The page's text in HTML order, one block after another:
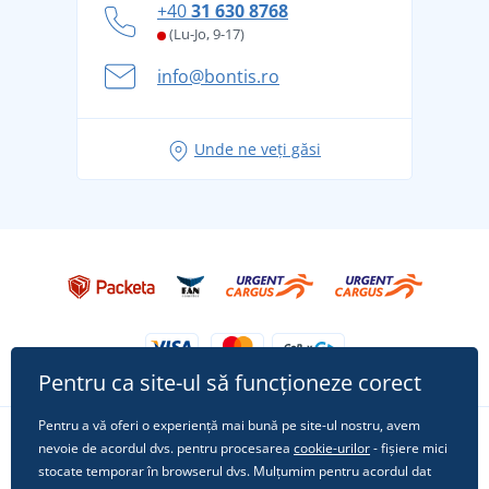
și în siguranță
Aventura de vară începe cu bagajul - pregătiți-vă
pentru vacanță fără griji
Tricoul preferat City în rol principal: ținute pentru
+4031 630 8768
(Lu-Jo, 9-17)
info@bontis.ro
Unde ne veți găsi
Urmărește-ne pe rețelele sociale
Pentru ca site-ul să funcționeze corect
Pentru a vă oferi o experiență mai bună pe site-ul nostru, avem
nevoie de acordul dvs. pentru procesarea cookie-urilor- fișiere mici
stocate temporar în browserul dvs. Mulțumim pentru acordul dat